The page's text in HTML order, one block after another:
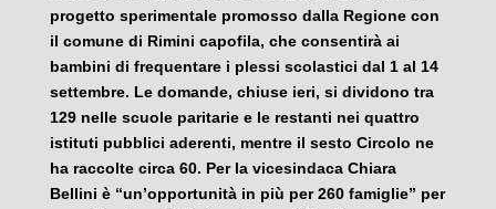
progetto sperimentale promosso dalla Regione con
il comune di Rimini capofila, che consentirà ai
bambini di frequentare i plessi scolastici dal 1 al 14
settembre. Le domande, chiuse ieri, si dividono tra
129 nelle scuole paritarie e le restanti nei quattro
istituti pubblici aderenti, mentre il sesto Circolo ne
ha raccolte circa 60. Per la vicesindaca Chiara
Bellini è “un’opportunità in più per 260 famiglie” per